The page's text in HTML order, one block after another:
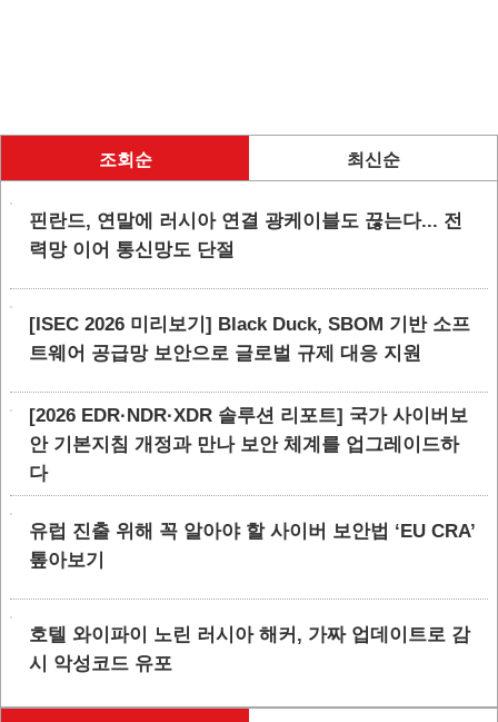
조회순 최신순
핀란드, 연말에 러시아 연결 광케이블도 끊는다... 전
력망 이어 통신망도 단절
[ISEC 2026 미리보기] Black Duck, SBOM 기반 소프
트웨어 공급망 보안으로 글로벌 규제 대응 지원
[2026 EDR·NDR·XDR 솔루션 리포트] 국가 사이버보
안 기본지침 개정과 만나 보안 체계를 업그레이드하
다
유럽 진출 위해 꼭 알아야 할 사이버 보안법 ‘EU CRA’
톺아보기
호텔 와이파이 노린 러시아 해커, 가짜 업데이트로 감
시 악성코드 유포